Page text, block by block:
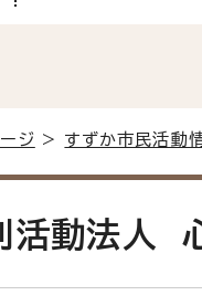
ジ > すずか市民活動
活動法人